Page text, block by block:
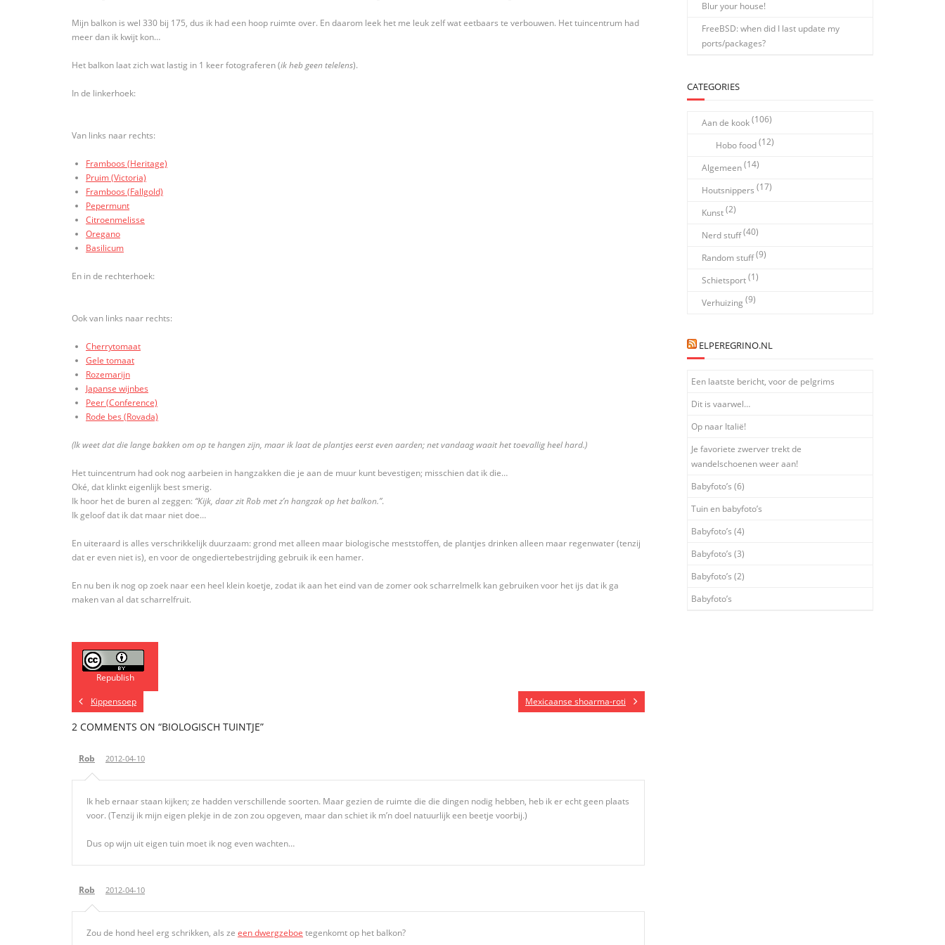
Mijn balkon is wel 330 bij 175, dus ik had een hoop ruimte over. En daarom leek het me leuk zelf wat eetbaars te verbouwen. Het tuincentrum had
meer dan ik kwijt kon…
Het balkon laat zich wat lastig in 1 keer fotograferen (ik heb geen telelens).
In de linkerhoek:
Van links naar rechts:
Framboos (Heritage)
Pruim (Victoria)
Framboos (Fallgold)
Pepermunt
Citroenmelisse
Oregano
Basilicum
En in de rechterhoek:
Ook van links naar rechts:
Cherrytomaat
Gele tomaat
Rozemarijn
Japanse wijnbes
Peer (Conference)
Rode bes (Rovada)
(Ik weet dat die lange bakken om op te hangen zijn, maar ik laat de plantjes eerst even aarden; net vandaag waait het toevallig heel hard.)
Het tuincentrum had ook nog aarbeien in hangzakken die je aan de muur kunt bevestigen; misschien dat ik die…
Oké, dat klinkt eigenlijk best smerig.
Ik hoor het de buren al zeggen: “Kijk, daar zit Rob met z’n hangzak op het balkon.”.
Ik geloof dat ik dat maar niet doe…
En uiteraard is alles verschrikkelijk duurzaam: grond met alleen maar biologische meststoffen, de plantjes drinken alleen maar regenwater (tenzij
dat er even niet is), en voor de ongediertebestrijding gebruik ik een hamer.
En nu ben ik nog op zoek naar een heel klein koetje, zodat ik aan het eind van de zomer ook scharrelmelk kan gebruiken voor het ijs dat ik ga
maken van al dat scharrelfruit.
Republish
Kippensoep
Mexicaanse shoarma-roti
2 COMMENTS ON “BIOLOGISCH TUINTJE”
Rob 2012-04-10
Ik heb ernaar staan kijken; ze hadden verschillende soorten. Maar gezien de ruimte die die dingen nodig hebben, heb ik er echt geen plaats
voor. (Tenzij ik mijn eigen plekje in de zon zou opgeven, maar dan schiet ik m’n doel natuurlijk een beetje voorbij.)
Dus op wijn uit eigen tuin moet ik nog even wachten…
Rob 2012-04-10
Zou de hond heel erg schrikken, als ze een dwergzeboe tegenkomt op het balkon?
Blur your house!
FreeBSD: when did I last update my
ports/packages?
CATEGORIES
Aan de kook(106)
Hobo food(12)
Algemeen(14)
Houtsnippers (17)
Kunst(2)
Nerd stuff(40)
Random stuff(9)
Schietsport(1)
Verhuizing (9)
ELPEREGRINO.NL
Een laatste bericht, voor de pelgrims
Dit is vaarwel…
Op naar Italië!
Je favoriete zwerver trekt de
wandelschoenen weer aan!
Babyfoto’s (6)
Tuin en babyfoto’s
Babyfoto’s (4)
Babyfoto’s (3)
Babyfoto’s (2)
Babyfoto’s